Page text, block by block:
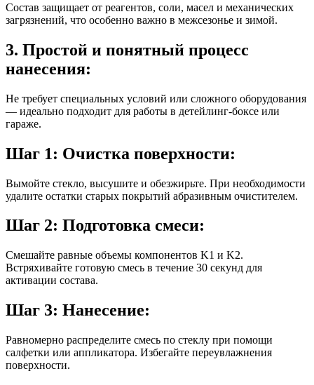
Состав защищает от реагентов, соли, масел и механических
загрязнений, что особенно важно в межсезонье и зимой.
3. Простой и понятный процесс
нанесения:
Не требует специальных условий или сложного оборудования
— идеально подходит для работы в детейлинг-боксе или
гараже.
Шаг 1: Очистка поверхности:
Вымойте стекло, высушите и обезжирьте. При необходимости
удалите остатки старых покрытий абразивным очистителем.
Шаг 2: Подготовка смеси:
Смешайте равные объемы компонентов K1 и K2.
Встряхивайте готовую смесь в течение 30 секунд для
активации состава.
Шаг 3: Нанесение:
Равномерно распределите смесь по стеклу при помощи
салфетки или аппликатора. Избегайте переувлажнения
поверхности.